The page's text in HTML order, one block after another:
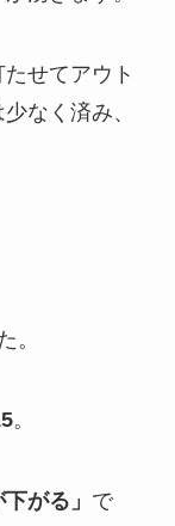
せてアウト
なく済み、
。
。
がる」 で